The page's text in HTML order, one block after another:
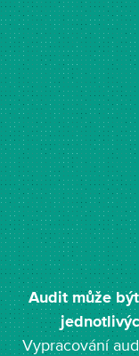
Audit může
Vypracování